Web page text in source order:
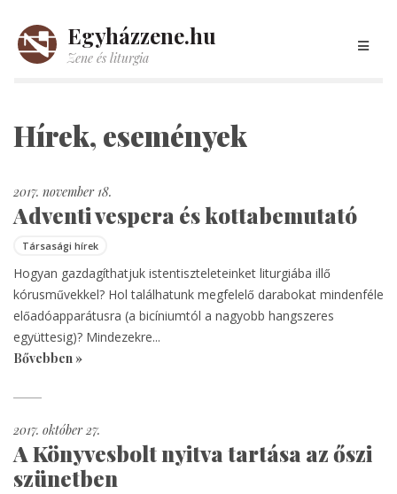
Egyházzene.hu
Zene és liturgia
Hírek, események
2017. november 18.
Adventi vespera és kottabemutató
Társasági hírek
Hogyan gazdagíthatjuk istentiszteleteinket liturgiába illő
kórusművekkel? Hol találhatunk megfelelő darabokat mindenféle
előadóapparátusra (a bicíniumtól a nagyobb hangszeres
együttesig)? Mindezekre...
Bővebben »
2017. október 27.
A Könyvesbolt nyitva tartása az őszi
szünetben